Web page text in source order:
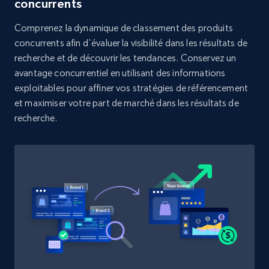
Rating, Reviews count, Initial price, Discount,
and more.
1.3K+ 175+ Commencer
Target - Discover products by category url
Rating, Reviews count, Initial price, Discount,
1.3K+ 175+ Commencer
Target - Discover products by specified
concurrents
Comprenez la dynamique de classement des produits
concurrents afin d'évaluer la visibilité dans les résultats de
recherche et de découvrir les tendances. Conservez un
avantage concurrentiel en utilisant des informations
exploitables pour affiner vos stratégies de référencement
et maximiser votre part de marché dans les résultats de
recherche.